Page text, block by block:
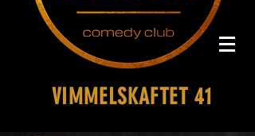
VIMMELSKAFTET 41